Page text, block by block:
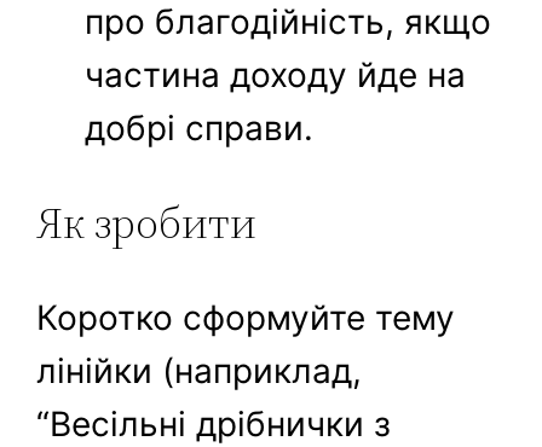
про благодійність, якщо
частина доходу йде на
добрі справи.
Як зробити
Коротко сформуйте тему
лінійки (наприклад,
“Весільні дрібнички з